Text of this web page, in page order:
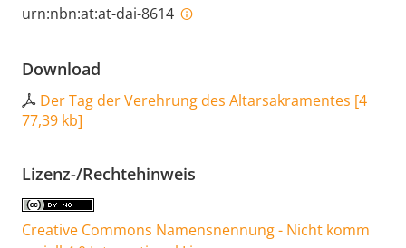
urn:nbn:at:at-dai-8614
Download
Der Tag der Verehrung des Altarsakramentes [4
77,39 kb]
Lizenz-/Rechtehinweis
Creative Commons Namensnennung - Nicht komm